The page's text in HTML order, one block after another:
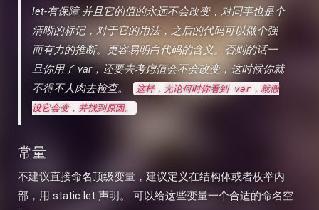
let-有保障 并且它的值的永远不会改变，对同事也是个
清晰的标记，对于它的用法，之后的代码可以做个强
而有力的推断。更容易明白代码的含义。否则的话一
旦你用了 var，还要去考虑值会不会改变，这时候你就
不得不人肉去检查。
这样，无论何时你看到 var，就假
设它会变，并找到原因。
常量
不建议直接命名顶级变量，建议定义在结构体或者枚举内
部，用 static let 声明。 可以给这些变量一个合适的命名空